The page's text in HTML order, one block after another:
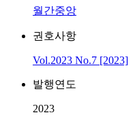
월간중앙
권호사항
Vol.2023 No.7 [2023]
발행연도
2023